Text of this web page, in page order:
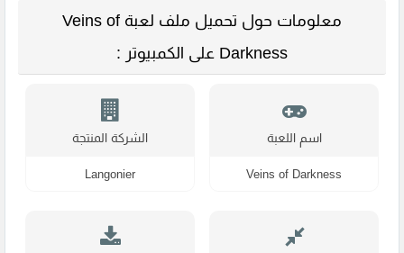
معلومات حول تحميل ملف لعبة Veins of
Darkness على الكمبيوتر :
اسم اللعبة
Veins of Darkness
الشركة المنتجة
Langonier